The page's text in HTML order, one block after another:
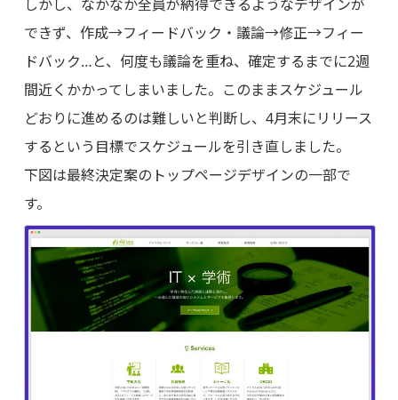
しかし、なかなか全員が納得できるようなデザインが
できず、作成→フィードバック・議論→修正→フィー
ドバック…と、何度も議論を重ね、確定するまでに2週
間近くかかってしまいました。このままスケジュール
どおりに進めるのは難しいと判断し、4月末にリリース
するという目標でスケジュールを引き直しました。
下図は最終決定案のトップページデザインの一部で
す。